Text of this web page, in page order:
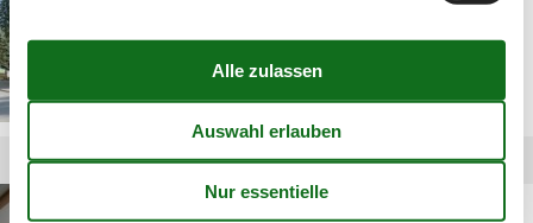
erzgebirge last minute